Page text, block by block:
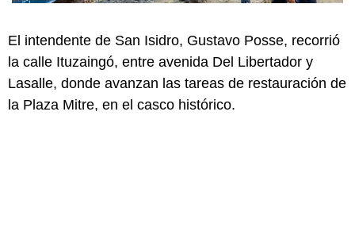
El intendente de San Isidro, Gustavo Posse, recorrió
la calle Ituzaingó, entre avenida Del Libertador y
Lasalle, donde avanzan las tareas de restauración de
la Plaza Mitre, en el casco histórico.